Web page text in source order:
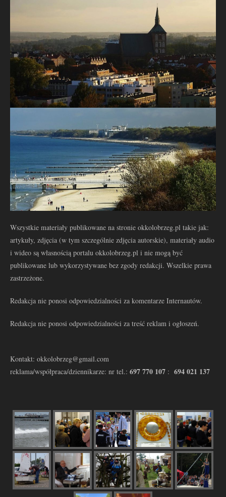
Wszystkie materiały publikowane na stronie okkolobrzeg.pl takie jak:
artykuły, zdjęcia (w tym szczególnie zdjęcia autorskie), materiały audio
i wideo są własnością portalu okkolobrzeg.pl i nie mogą być
publikowane lub wykorzystywane bez zgody redakcji. Wszelkie prawa
zastrzeżone.
Redakcja nie ponosi odpowiedzialności za komentarze Internautów.
Redakcja nie ponosi odpowiedzialności za treść reklam i ogłoszeń.
Kontakt: okkolobrzeg@gmail.com
reklama/współpraca/dziennikarze: nr tel.: 697 770 107 : 694 021 137